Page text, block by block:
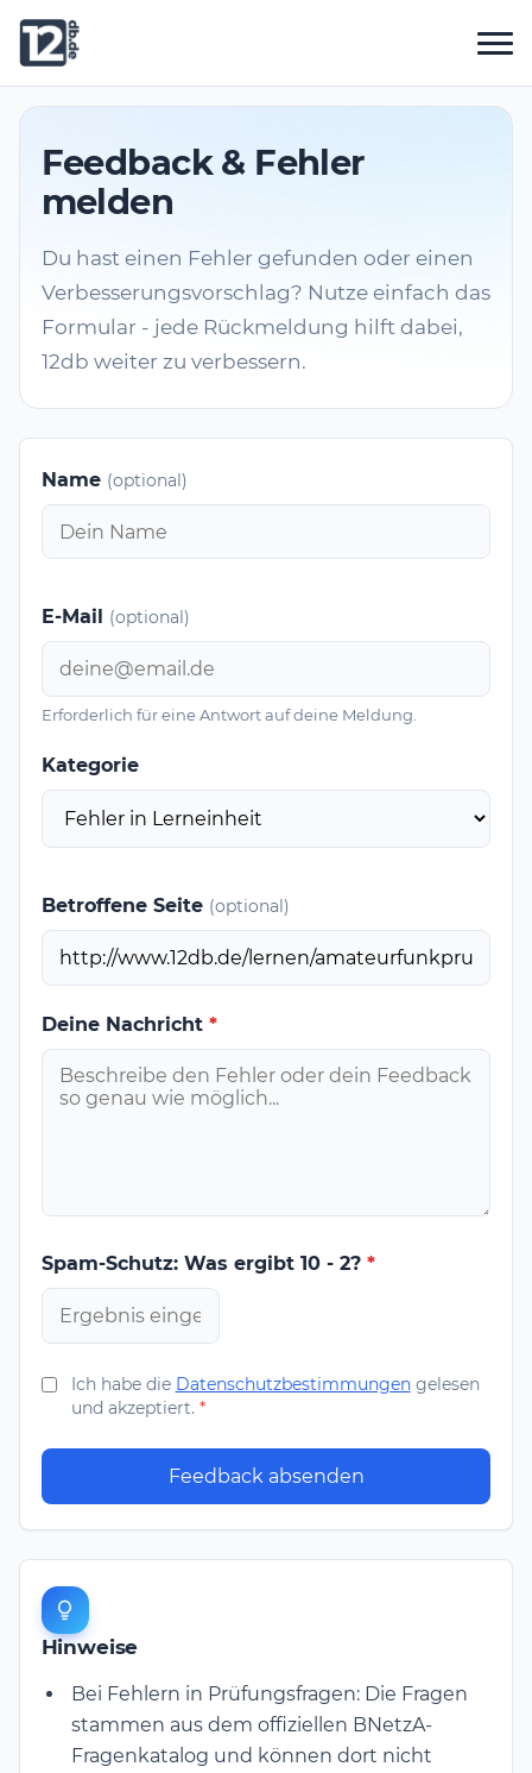
Feedback & Fehler
melden
Du hast einen Fehler gefunden oder einen
Verbesserungsvorschlag? Nutze einfach das
Formular - jede Rückmeldung hilft dabei,
12db weiter zu verbessern.
Name (optional)
E-Mail (optional)
Erforderlich für eine Antwort auf deine Meldung.
Kategorie
Betroffene Seite (optional)
Deine Nachricht *
Spam-Schutz: Was ergibt 10 - 2? *
Ich habe die Datenschutzbestimmungengelesen
und akzeptiert. *
Feedback absenden
Hinweise
Bei Fehlern in Prüfungsfragen: Die Fragen
stammen aus dem offiziellen BNetzA-
Fragenkatalog und können dort nicht